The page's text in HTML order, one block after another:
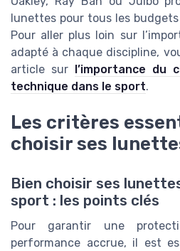
lunettes pour tous les
Pour aller plus loin sur
adapté à chaque discipline,
article sur
l’importance du
technique dans le sport.
Les critères
choisir ses
Bien choisir ses
sport : les points clés
Pour garantir une
performance accrue, il est